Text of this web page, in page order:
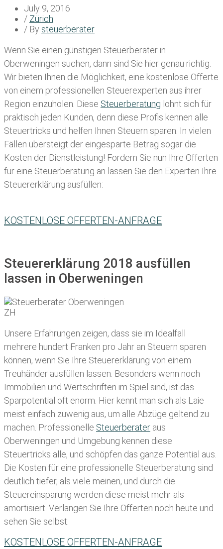
July 9, 2016
/ Zürich
/ By steuerberater
Wenn Sie einen günstigen Steuerberater in
Oberweningen suchen, dann sind Sie hier genau richtig.
Wir bieten Ihnen die Möglichkeit, eine kostenlose Offerte
von einem professionellen Steuerexperten aus ihrer
Region einzuholen. Diese Steuerberatung lohnt sich für
praktisch jeden Kunden, denn diese Profis kennen alle
Steuertricks und helfen Ihnen Steuern sparen. In vielen
Fällen übersteigt der eingesparte Betrag sogar die
Kosten der Dienstleistung! Fordern Sie nun Ihre Offerten
für eine Steuerberatung an lassen Sie den Experten Ihre
Steuererklärung ausfüllen:
KOSTENLOSE OFFERTEN-ANFRAGE
Steuererklärung 2018 ausfüllen
lassen in Oberweningen
Unsere Erfahrungen zeigen, dass sie im Idealfall
mehrere hundert Franken pro Jahr an Steuern sparen
können, wenn Sie Ihre Steuererklärung von einem
Treuhänder ausfüllen lassen . Besonders wenn noch
Immobilien und Wertschriften im Spiel sind, ist das
Sparpotential oft enorm. Hier kennt man sich als Laie
meist einfach zuwenig aus, um alle Abzüge geltend zu
machen. Professionelle Steuerberater aus
Oberweningen und Umgebung kennen diese
Steuertricks alle, und schöpfen das ganze Potential aus.
Die Kosten für eine professionelle Steuerberatung sind
deutlich tiefer, als viele meinen, und durch die
Steuereinsparung werden diese meist mehr als
amortisiert. Verlangen Sie Ihre Offerten noch heute und
sehen Sie selbst:
KOSTENLOSE OFFERTEN-ANFRAGE